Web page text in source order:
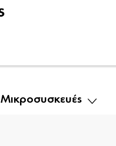
Μικροσυσκευές